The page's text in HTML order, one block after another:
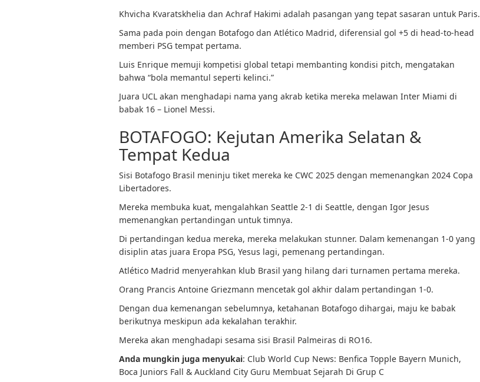
Khvicha Kvaratskhelia dan Achraf Hakimi adalah pasangan yang tepat sasaran untuk Paris.
Sama pada poin dengan Botafogo dan Atlético Madrid, diferensial gol +5 di head-to-head
memberi PSG tempat pertama.
Luis Enrique memuji kompetisi global tetapi membanting kondisi pitch, mengatakan
bahwa “bola memantul seperti kelinci.”
Juara UCL akan menghadapi nama yang akrab ketika mereka melawan Inter Miami di
babak 16 – Lionel Messi.
BOTAFOGO: Kejutan Amerika Selatan &
Tempat Kedua
Sisi Botafogo Brasil meninju tiket mereka ke CWC 2025 dengan memenangkan 2024 Copa
Libertadores.
Mereka membuka kuat, mengalahkan Seattle 2-1 di Seattle, dengan Igor Jesus
memenangkan pertandingan untuk timnya.
Di pertandingan kedua mereka, mereka melakukan stunner. Dalam kemenangan 1-0 yang
disiplin atas juara Eropa PSG, Yesus lagi, pemenang pertandingan.
Atlético Madrid menyerahkan klub Brasil yang hilang dari turnamen pertama mereka.
Orang Prancis Antoine Griezmann mencetak gol akhir dalam pertandingan 1-0.
Dengan dua kemenangan sebelumnya, ketahanan Botafogo dihargai, maju ke babak
berikutnya meskipun ada kekalahan terakhir.
Mereka akan menghadapi sesama sisi Brasil Palmeiras di RO16.
Anda mungkin juga menyukai: Club World Cup News: Benfica Topple Bayern Munich,
Boca Juniors Fall & Auckland City Guru Membuat Sejarah Di Grup C